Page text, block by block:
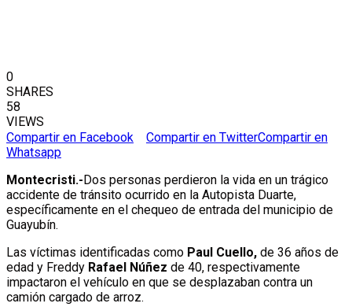
0
SHARES
58
VIEWS
Compartir en Facebook
Compartir en TwitterCompartir en
Whatsapp
Montecristi.-Dos personas perdieron la vida en un trágico
accidente de tránsito ocurrido en la Autopista Duarte,
específicamente en el chequeo de entrada del municipio de
Guayubín.
Las víctimas identificadas como Paul Cuello, de 36 años de
edad y Freddy Rafael Núñez de 40, respectivamente
impactaron el vehículo en que se desplazaban contra un
camión cargado de arroz.